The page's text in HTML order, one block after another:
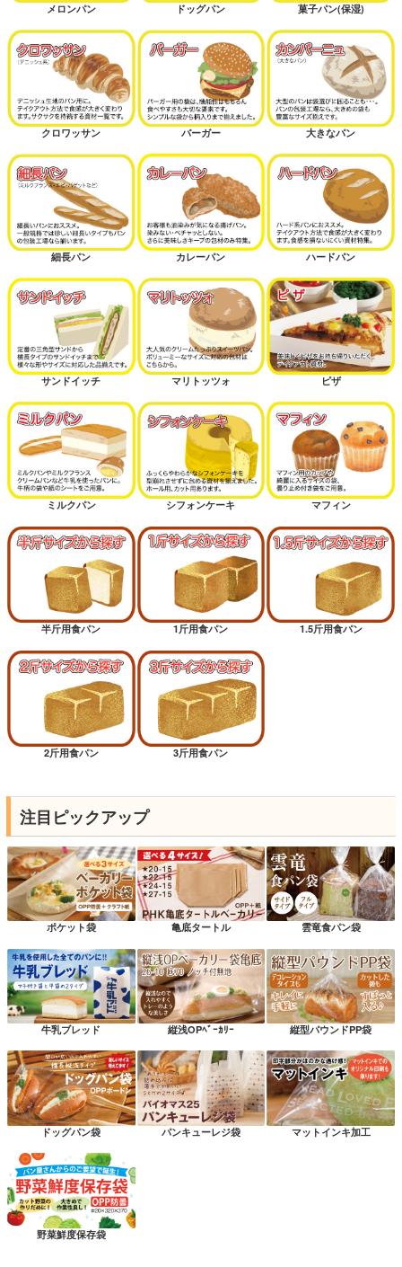
メロンパン ドッグパン 菓子パン(保湿)
クロワッサン バーガー 大きなパン
細長パン カレーパン ハードパン
サンドイッチ マリトッツォ ピザ
ミルクパン シフォンケーキ マフィン
半斤用食パン 1斤用食パン 1.5斤用食パン
2斤用食パン 3斤用食パン
注目ピックアップ
ポケット袋 亀底タートル 雲竜食パン袋
牛乳ブレッド 縦浅OPﾍﾞｰｶﾘｰ 縦型パウンドPP袋
ドッグパン袋 パンキューレジ袋 マットインキ加工
野菜鮮度保存袋